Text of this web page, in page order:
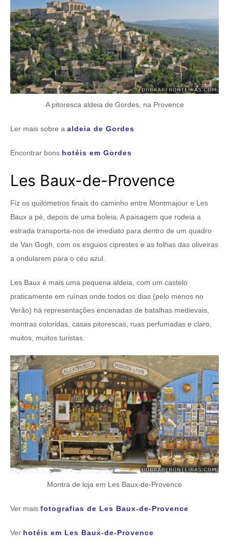
A pitoresca aldeia de Gordes, na Provence
Ler mais sobre a aldeia de Gordes
Encontrar bons hotéis em Gordes
Les Baux-de-Provence
Fiz os quilómetros finais do caminho entre Montmajour e Les
Baux a pé, depois de uma boleia. A paisagem que rodeia a
estrada transporta-nos de imediato para dentro de um quadro
de Van Gogh, com os esguios ciprestes e as folhas das oliveiras
a ondularem para o céu azul.
Les Baux é mais uma pequena aldeia, com um castelo
praticamente em ruínas onde todos os dias (pelo menos no
Verão) há representações encenadas de batalhas medievais,
montras coloridas, casas pitorescas, ruas perfumadas e claro,
muitos, muitos turistas.
Montra de loja em Les Baux-de-Provence
Ver mais fotografias de Les Baux-de-Provence
Ver hotéis em Les Baux-de-Provence